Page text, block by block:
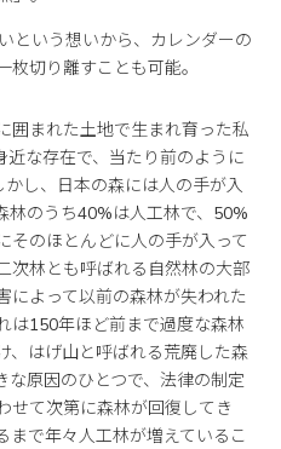
という想いから、カレンダーの
切り離すことも可能。
囲まれた土地で生まれ育った私
近な存在で、当たり前のように
かし、日本の森には人の手が入
林のうち40%は人工林で、50%
そのほとんどに人の手が入って
次林とも呼ばれる自然林の大部
によって以前の森林が失われた
は150年ほど前まで過度な森林
、はげ山と呼ばれる荒廃した森
な原因のひとつで、法律の制定
せて次第に森林が回復してき
まで年々人工林が増えているこ